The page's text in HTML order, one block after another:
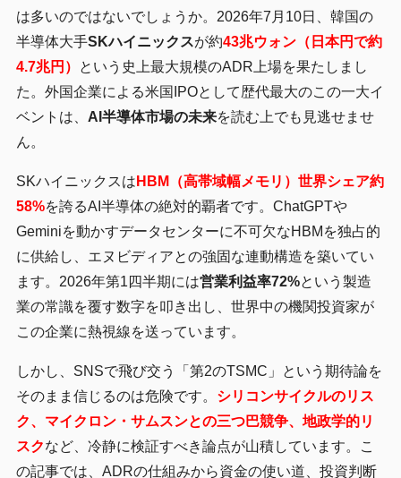
は多いのではないでしょうか。2026年7月10日、韓国の
半導体大手SKハイニックスが約43兆ウォン（日本円で約
4.7兆円）
という史上最大規模のADR上場を果たしまし
た。外国企業による米国IPOとして歴代最大のこの一大イ
ベントは、 AI半導体市場の未来を読む上でも見逃せませ
ん。
SKハイニックスは HBM（高帯域幅メモリ）世界シェア約
58%を誇るAI半導体の絶対的覇者です。ChatGPTや
Geminiを動かすデータセンターに不可欠なHBMを独占的
に供給し、エヌビディアとの強固な連動構造を築いてい
ます。2026年第1四半期には営業利益率72%という製造
業の常識を覆す数字を叩き出し、世界中の機関投資家が
この企業に熱視線を送っています。
しかし、SNSで飛び交う「第2のTSMC」という期待論を
そのまま信じるのは危険です。 シリコンサイクルのリス
ク、マイクロン・サムスンとの三つ巴競争、地政学的リ
スクなど、冷静に検証すべき論点が山積しています。こ
の記事では、ADRの仕組みから資金の使い道、投資判断